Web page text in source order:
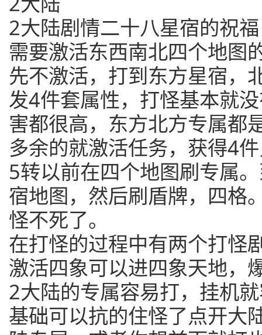
2大陆剧情二十八星宿的祝福
需要激活东西南北四个地图
先不激活，打到东方星宿，
发4件套属性，打怪基本就
害都很高，东方北方专属都
多余的就激活任务，获得4
5转以前在四个地图刷专属
宿地图，然后刷盾牌，四格
怪不死了。
在打怪的过程中有两个打怪
激活四象可以进四象天地，
2大陆的专属容易打，挂机
基础可以抗的住怪了点开大